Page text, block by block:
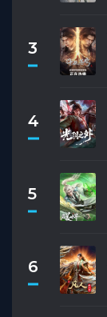
3
4
5
6